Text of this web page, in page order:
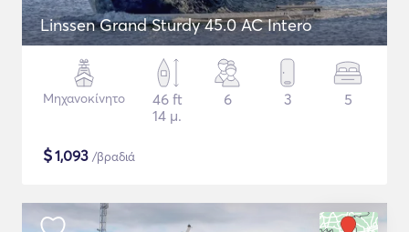
Linssen Grand Sturdy 45.0 AC Intero
Μηχανοκίνητο
46 ft
14 μ.
6 3 5
$1,093 /βραδιά